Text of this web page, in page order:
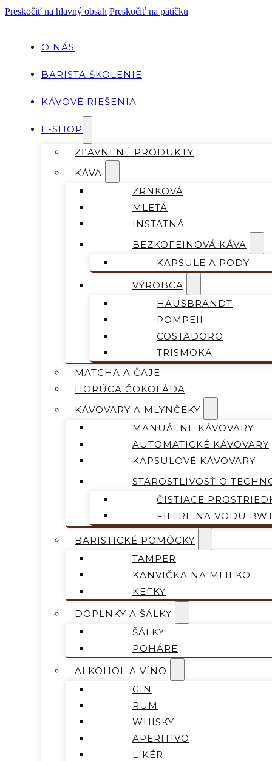
Preskočiť na hlavný obsah Preskočiť na pätičku
O NÁS
BARISTA ŠKOLENIE
KÁVOVÉ RIEŠENIA
E-SHOP
ZĽAVNENÉ PRODUKTY
KÁVA
ZRNKOVÁ
MLETÁ
INSTATNÁ
BEZKOFEINOVÁ KÁVA
KAPSULE A PODY
VÝROBCA
HAUSBRANDT
POMPEII
COSTADORO
TRISMOKA
MATCHA A ČAJE
HORÚCA ČOKOLÁDA
KÁVOVARY A MLYNČEKY
MANUÁLNE KÁVOVARY
AUTOMATICKÉ KÁVOVARY
KAPSULOVÉ KÁVOVARY
STAROSTLIVOSŤ O
ČISTIACE
FILTRE NA VODU
BARISTICKÉ POMÔCKY
TAMPER
KANVIČKA NA MLIEKO
KEFKY
DOPLNKY A ŠÁLKY
ŠÁLKY
POHÁRE
ALKOHOL A VÍNO
GIN
RUM
WHISKY
APERITIVO
LIKÉR